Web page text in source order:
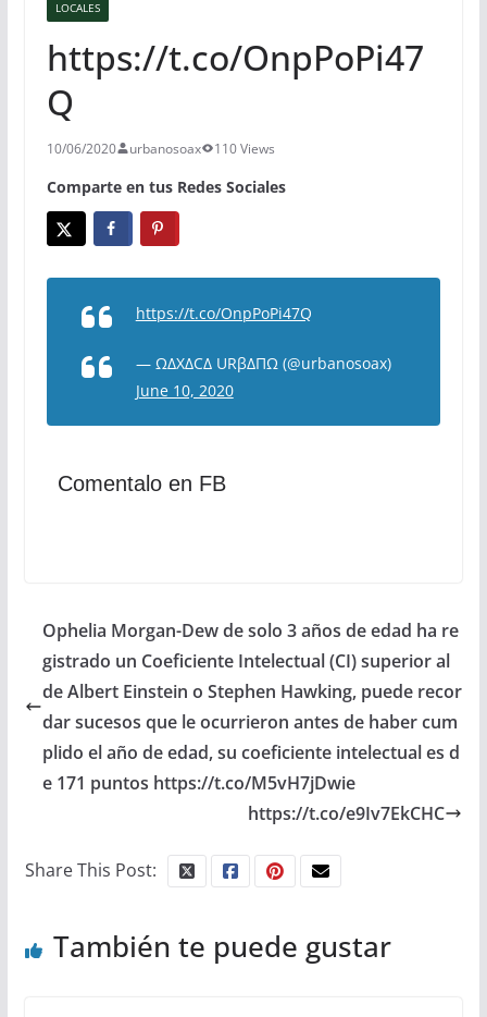
LOCALES
https://t.co/OnpPoPi47
Q
10/06/2020 urbanosoax 110 Views
Comparte en tus Redes Sociales
https://t.co/OnpPoPi47Q
— ΩΔXΔCΔ URβΔΠΩ (@urbanosoax)
June 10, 2020
Comentalo en FB
Ophelia Morgan-Dew de solo 3 años de edad ha re
gistrado un Coeficiente Intelectual (CI) superior al
de Albert Einstein o Stephen Hawking, puede recor
dar sucesos que le ocurrieron antes de haber cum
plido el año de edad, su coeficiente intelectual es d
e 171 puntos https://t.co/M5vH7jDwie
https://t.co/e9Iv7EkCHC
Share This Post:
También te puede gustar